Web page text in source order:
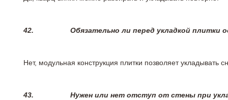
42. Обязательно ли перед укладкой плитки
Нет, модульная конструкция плитки позволяет
43. Нужен или нет отступ от стены при